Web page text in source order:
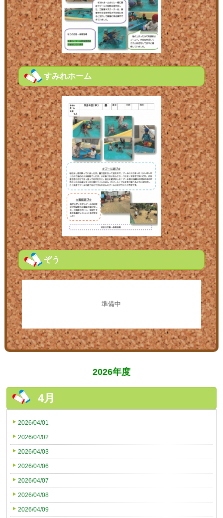
すみれホーム
ぞう
準備中
2026年度
4月
2026/04/01
2026/04/02
2026/04/03
2026/04/06
2026/04/07
2026/04/08
2026/04/09